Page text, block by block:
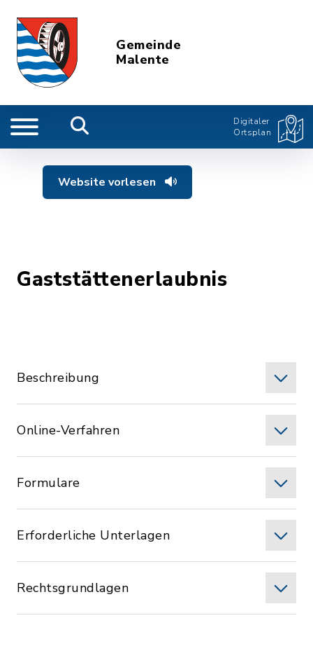
Gemeinde
Malente
Digitaler
Ortsplan
Website vorlesen
Gaststättenerlaubnis
Beschreibung
Online-Verfahren
Formulare
Erforderliche Unterlagen
Rechtsgrundlagen